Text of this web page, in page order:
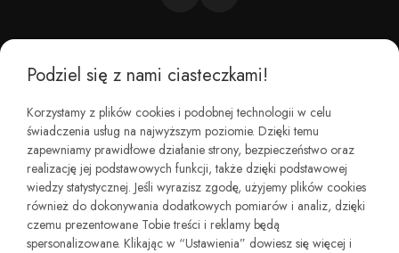
CZEMU BAREFOOT?
KIM JESTEŚMY?
REGULAMINY I ZWROTY
Podziel się z nami ciasteczkami!
Korzystamy z plików cookies i podobnej technologii w celu
świadczenia usług na najwyższym poziomie. Dzięki temu
zapewniamy prawidłowe działanie strony, bezpieczeństwo oraz
realizację jej podstawowych funkcji, także dzięki podstawowej
wiedzy statystycznej. Jeśli wyrazisz zgodę, użyjemy plików cookies
również do dokonywania dodatkowych pomiarów i analiz, dzięki
czemu prezentowane Tobie treści i reklamy będą
spersonalizowane. Klikając w “Ustawienia” dowiesz się więcej i